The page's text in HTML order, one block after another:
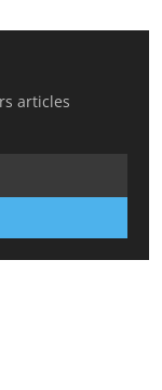
articles